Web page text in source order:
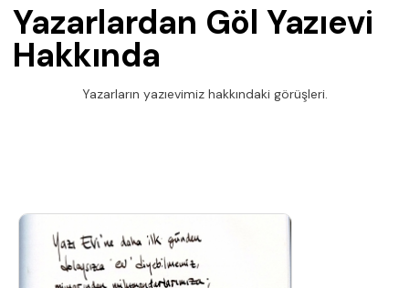
Yazarlardan Göl Yazıevi
Hakkında
Yazarların yazıevimiz hakkındaki görüşleri.